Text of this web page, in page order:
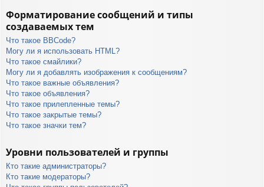
Форматирование сообщений и типы
создаваемых тем
Что такое BBCode?
Могу ли я использовать HTML?
Что такое смайлики?
Могу ли я добавлять изображения к сообщениям?
Что такое важные объявления?
Что такое объявления?
Что такое прилепленные темы?
Что такое закрытые темы?
Что такое значки тем?
Уровни пользователей и группы
Кто такие администраторы?
Кто такие модераторы?